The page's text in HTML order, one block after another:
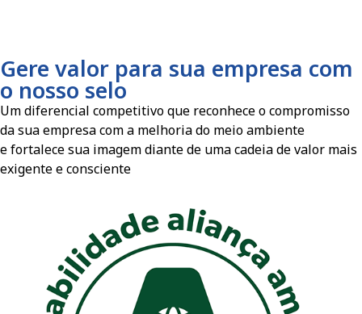
Gere valor para sua empresa com
o nosso selo
Um diferencial competitivo que reconhece o compromisso
da sua empresa com a melhoria do meio ambiente
e fortalece sua imagem diante de uma cadeia de valor mais
exigente e consciente